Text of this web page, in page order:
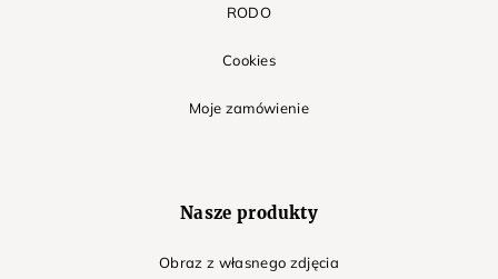
RODO
Cookies
Moje zamówienie
Nasze produkty
Obraz z własnego zdjęcia